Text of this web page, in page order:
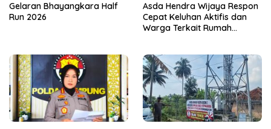
Gelaran Bhayangkara Half
Run 2026
Asda Hendra Wijaya Respon
Cepat Keluhan Aktifis dan
Warga Terkait Rumah